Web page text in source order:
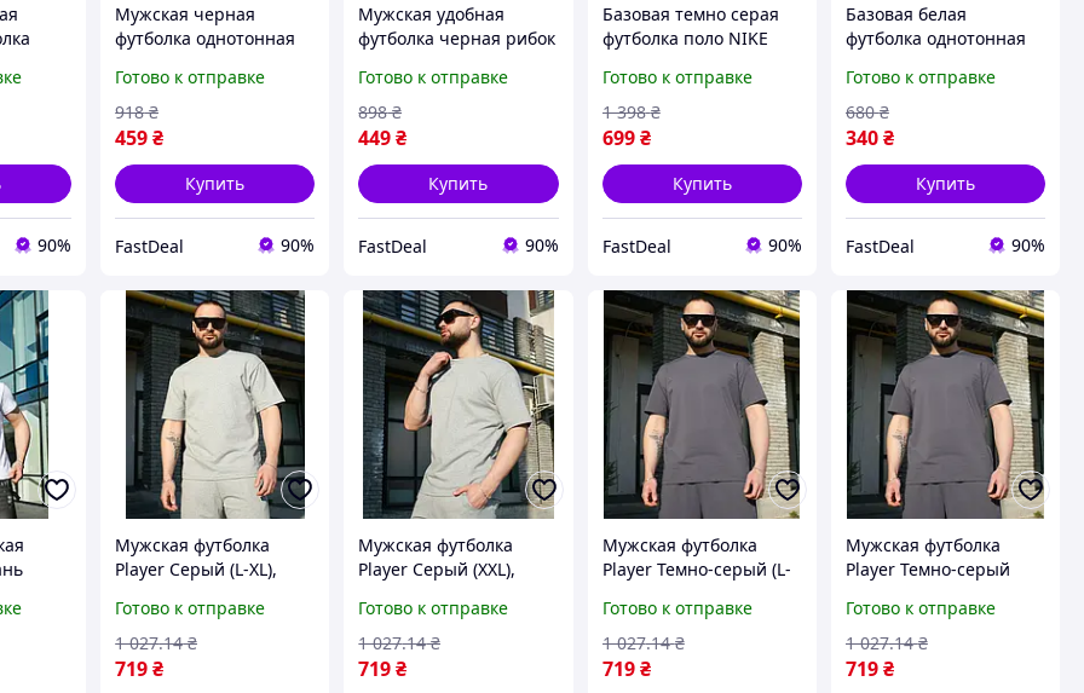
90%
Мужская черная
футболка однотонная
классическая, летние
повседневные
футболки для мужчин
Готово к отправке
459₴
918 ₴
Купить
FastDeal 90%
Мужская удобная
футболка черная рибок
базовые футболки
повседневные для
мужчин
Готово к отправке
449₴
898 ₴
Купить
FastDeal 90%
Базовая темно серая
футболка поло NIKE
летние тонкие
футболки
повседневные для
мужчин
Готово к отправке
699 ₴
1 398 ₴
Купить
FastDeal 90%
Базовая белая
футболка однотонная
без рисунка, летние
футболки
повседневные для
мужчин
Готово к отправке
340₴
680 ₴
Купить
FastDeal 90%
для
Мужская футболка
Player Серый (L-XL),
летние футболки для
мужчин WILL
Готово к отправке
719₴
1 027.14 ₴
Мужская футболка
Player Серый (XXL),
летние футболки для
мужчин WILL
Готово к отправке
719₴
1 027.14 ₴
Мужская футболка
Player Темно-серый (L-
летние футболки для
мужчин WILL
Готово к отправке
719 ₴
1 027.14 ₴
Мужская футболка
Player Темно-серый
футболка, летние
футболки для мужчин
WILL
Готово к отправке
719₴
1 027.14 ₴